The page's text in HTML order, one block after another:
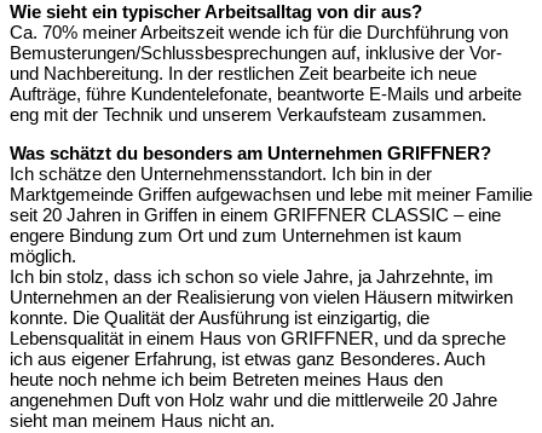
Wie sieht ein typischer Arbeitsalltag von dir aus?
Ca. 70% meiner Arbeitszeit wende ich für die Durchführung von
Bemusterungen/Schlussbesprechungen auf, inklusive der Vor-
und Nachbereitung. In der restlichen Zeit bearbeite ich neue
Aufträge, führe Kundentelefonate, beantworte E-Mails und arbeite
eng mit der Technik und unserem Verkaufsteam zusammen.
Was schätzt du besonders am Unternehmen GRIFFNER?
Ich schätze den Unternehmensstandort. Ich bin in der
Marktgemeinde Griffen aufgewachsen und lebe mit meiner Familie
seit 20 Jahren in Griffen in einem GRIFFNER CLASSIC – eine
engere Bindung zum Ort und zum Unternehmen ist kaum
möglich.
Ich bin stolz, dass ich schon so viele Jahre, ja Jahrzehnte, im
Unternehmen an der Realisierung von vielen Häusern mitwirken
konnte. Die Qualität der Ausführung ist einzigartig, die
Lebensqualität in einem Haus von GRIFFNER, und da spreche
ich aus eigener Erfahrung, ist etwas ganz Besonderes. Auch
heute noch nehme ich beim Betreten meines Haus den
angenehmen Duft von Holz wahr und die mittlerweile 20 Jahre
sieht man meinem Haus nicht an.